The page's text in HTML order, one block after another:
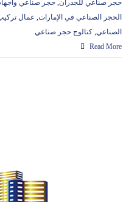
حجر صناعي للجدران, حجر صناعي
الحجر الصناعي في الإمارات, عمال
الصناعي, كتالوج حجر صناعي
Read More